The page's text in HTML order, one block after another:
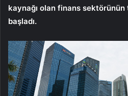
kaynağı olan finans
başladı.